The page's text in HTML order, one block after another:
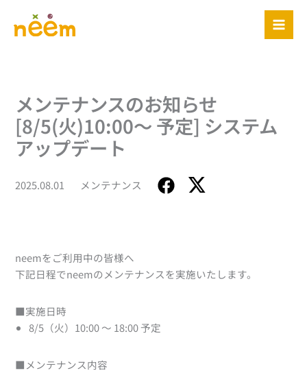
メンテナンスのお知らせ
[8/5(火)10:00～ 予定] システム
アップデート
2025.08.01 メンテナンス
neemをご利用中の皆様へ
下記日程でneemのメンテナンスを実施いたします。
■実施日時
8/5（火）10:00 ～ 18:00 予定
■メンテナンス内容